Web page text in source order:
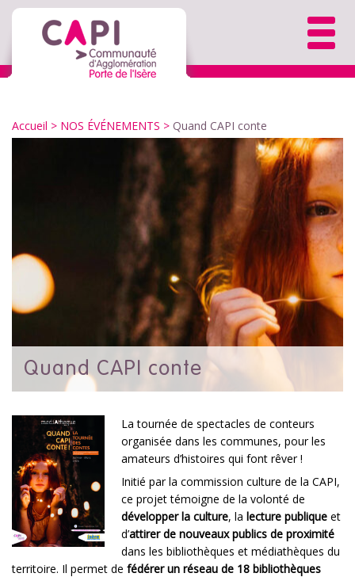
Accueil > NOS ÉVÉNEMENTS > Quand CAPI conte
Quand CAPI conte
La tournée de spectacles de conteurs
organisée dans les communes, pour les
amateurs d’histoires qui font rêver !
Initié par la commission culture de la CAPI,
ce projet témoigne de la volonté de
développer la culture, lalecture publique et
d’attirer de nouveaux publics de proximité
dans les bibliothèques et médiathèques du
territoire. Il permet de fédérer un réseau de 18 bibliothèques